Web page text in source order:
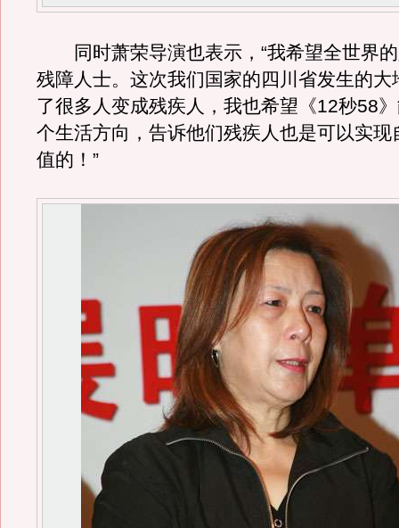
同时萧荣导演也表示，“我希望全世界的
残障人士。这次我们国家的四川省发生的大
了很多人变成残疾人，我也希望《12秒58
个生活方向，告诉他们残疾人也是可以实现
值的！”